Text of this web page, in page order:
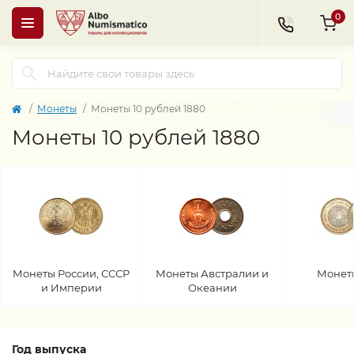
0
Монеты Монеты 10 рублей 1880
Монеты 10 рублей 1880
Монеты России, СССР
и Империи
Монеты Австралии и
Океании
Год выпуска